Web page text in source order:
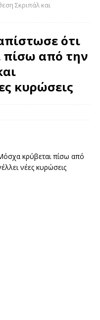
Σκριπάλ και
ότι
πίσω από την
κυρώσεις
κρύβεται πίσω από
νέες κυρώσεις